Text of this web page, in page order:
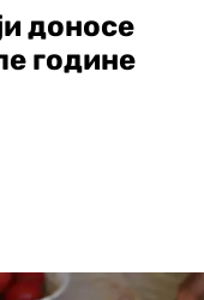
доносе
године